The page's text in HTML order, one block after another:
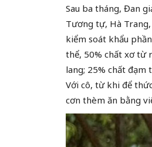
Sau ba tháng, Đan
Tương tự, Hà
kiểm soát khẩu
thể, 50% chất xơ từ
lang; 25% chất đạm
Với cô, từ khi để
cơn thèm ăn bằng